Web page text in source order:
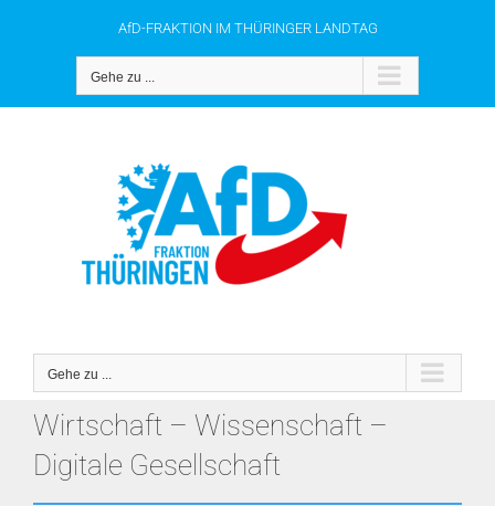
AfD-FRAKTION IM THÜRINGER LANDTAG
Gehe zu ...
Gehe zu ...
Wirtschaft – Wissenschaft –
Digitale Gesellschaft